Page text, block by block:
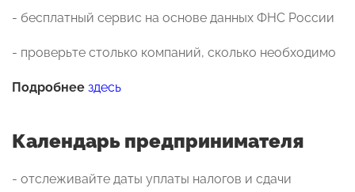
- бесплатный сервис на основе данных ФНС России
- проверьте столько компаний, сколько необходимо
Подробнее здесь
Календарь предпринимателя
- отслеживайте даты уплаты налогов и сдачи